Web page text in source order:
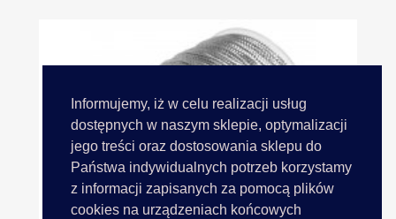
Informujemy, iż w celu realizacji usług
dostępnych w naszym sklepie, optymalizacji
jego treści oraz dostosowania sklepu do
Państwa indywidualnych potrzeb korzystamy
z informacji zapisanych za pomocą plików
cookies na urządzeniach końcowych